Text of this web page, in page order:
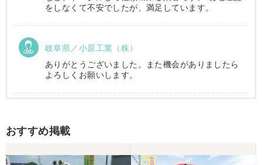
をしなくて不安でしたが、満足しています。
岐阜県／小原工業（株）
ありがとうございました。また機会がありましたら
よろしくお願いします。
西川さま。電話対応から自社納車まで丁寧で信頼で
きる方です。農機はまたこちらで購入したいです。
おすすめ掲載